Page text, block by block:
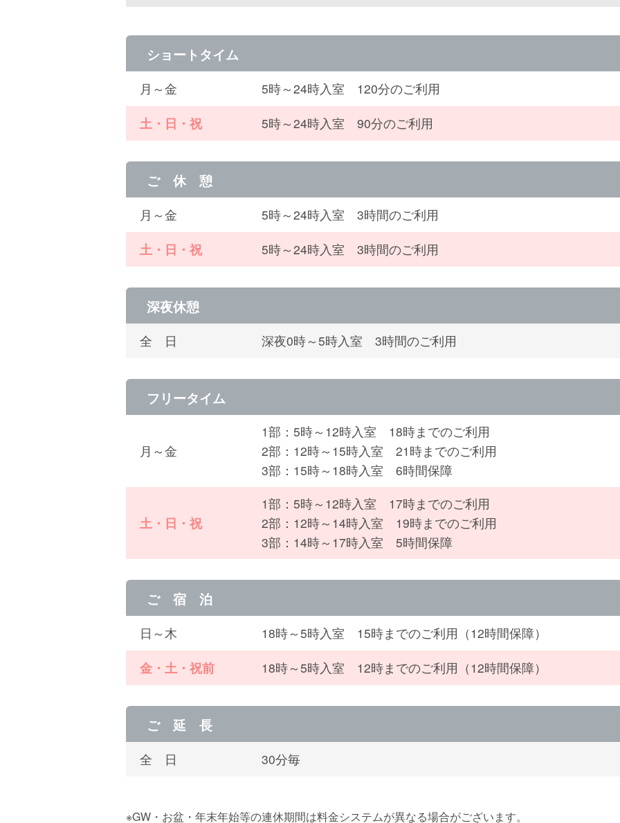
ショートタイム
月～金
5時～24時入室 120分のご利用
土・日・祝
5時～24時入室 90分のご利用
ご 休 憩
月～金
5時～24時入室 3時間のご利用
土・日・祝
5時～24時入室 3時間のご利用
深夜休憩
全 日 深夜0時～5時入室 3時間のご利用
フリータイム
月～金
1部：5時～12時入室 18時までのご利用
2部：12時～15時入室 21時までのご利用
3部：15時～18時入室 6時間保障
土・日・祝
1部：5時～12時入室 17時までのご利用
2部：12時～14時入室 19時までのご利用
3部：14時～17時入室 5時間保障
ご 宿 泊
日～木
18時～5時入室 15時までのご利用（12時間保障）
金・土・祝前
18時～5時入室 12時までのご利用（12時間保障）
ご 延 長
全 日 30分毎
※GW・お盆・年末年始等の連休期間は料金システムが異なる場合がございます。